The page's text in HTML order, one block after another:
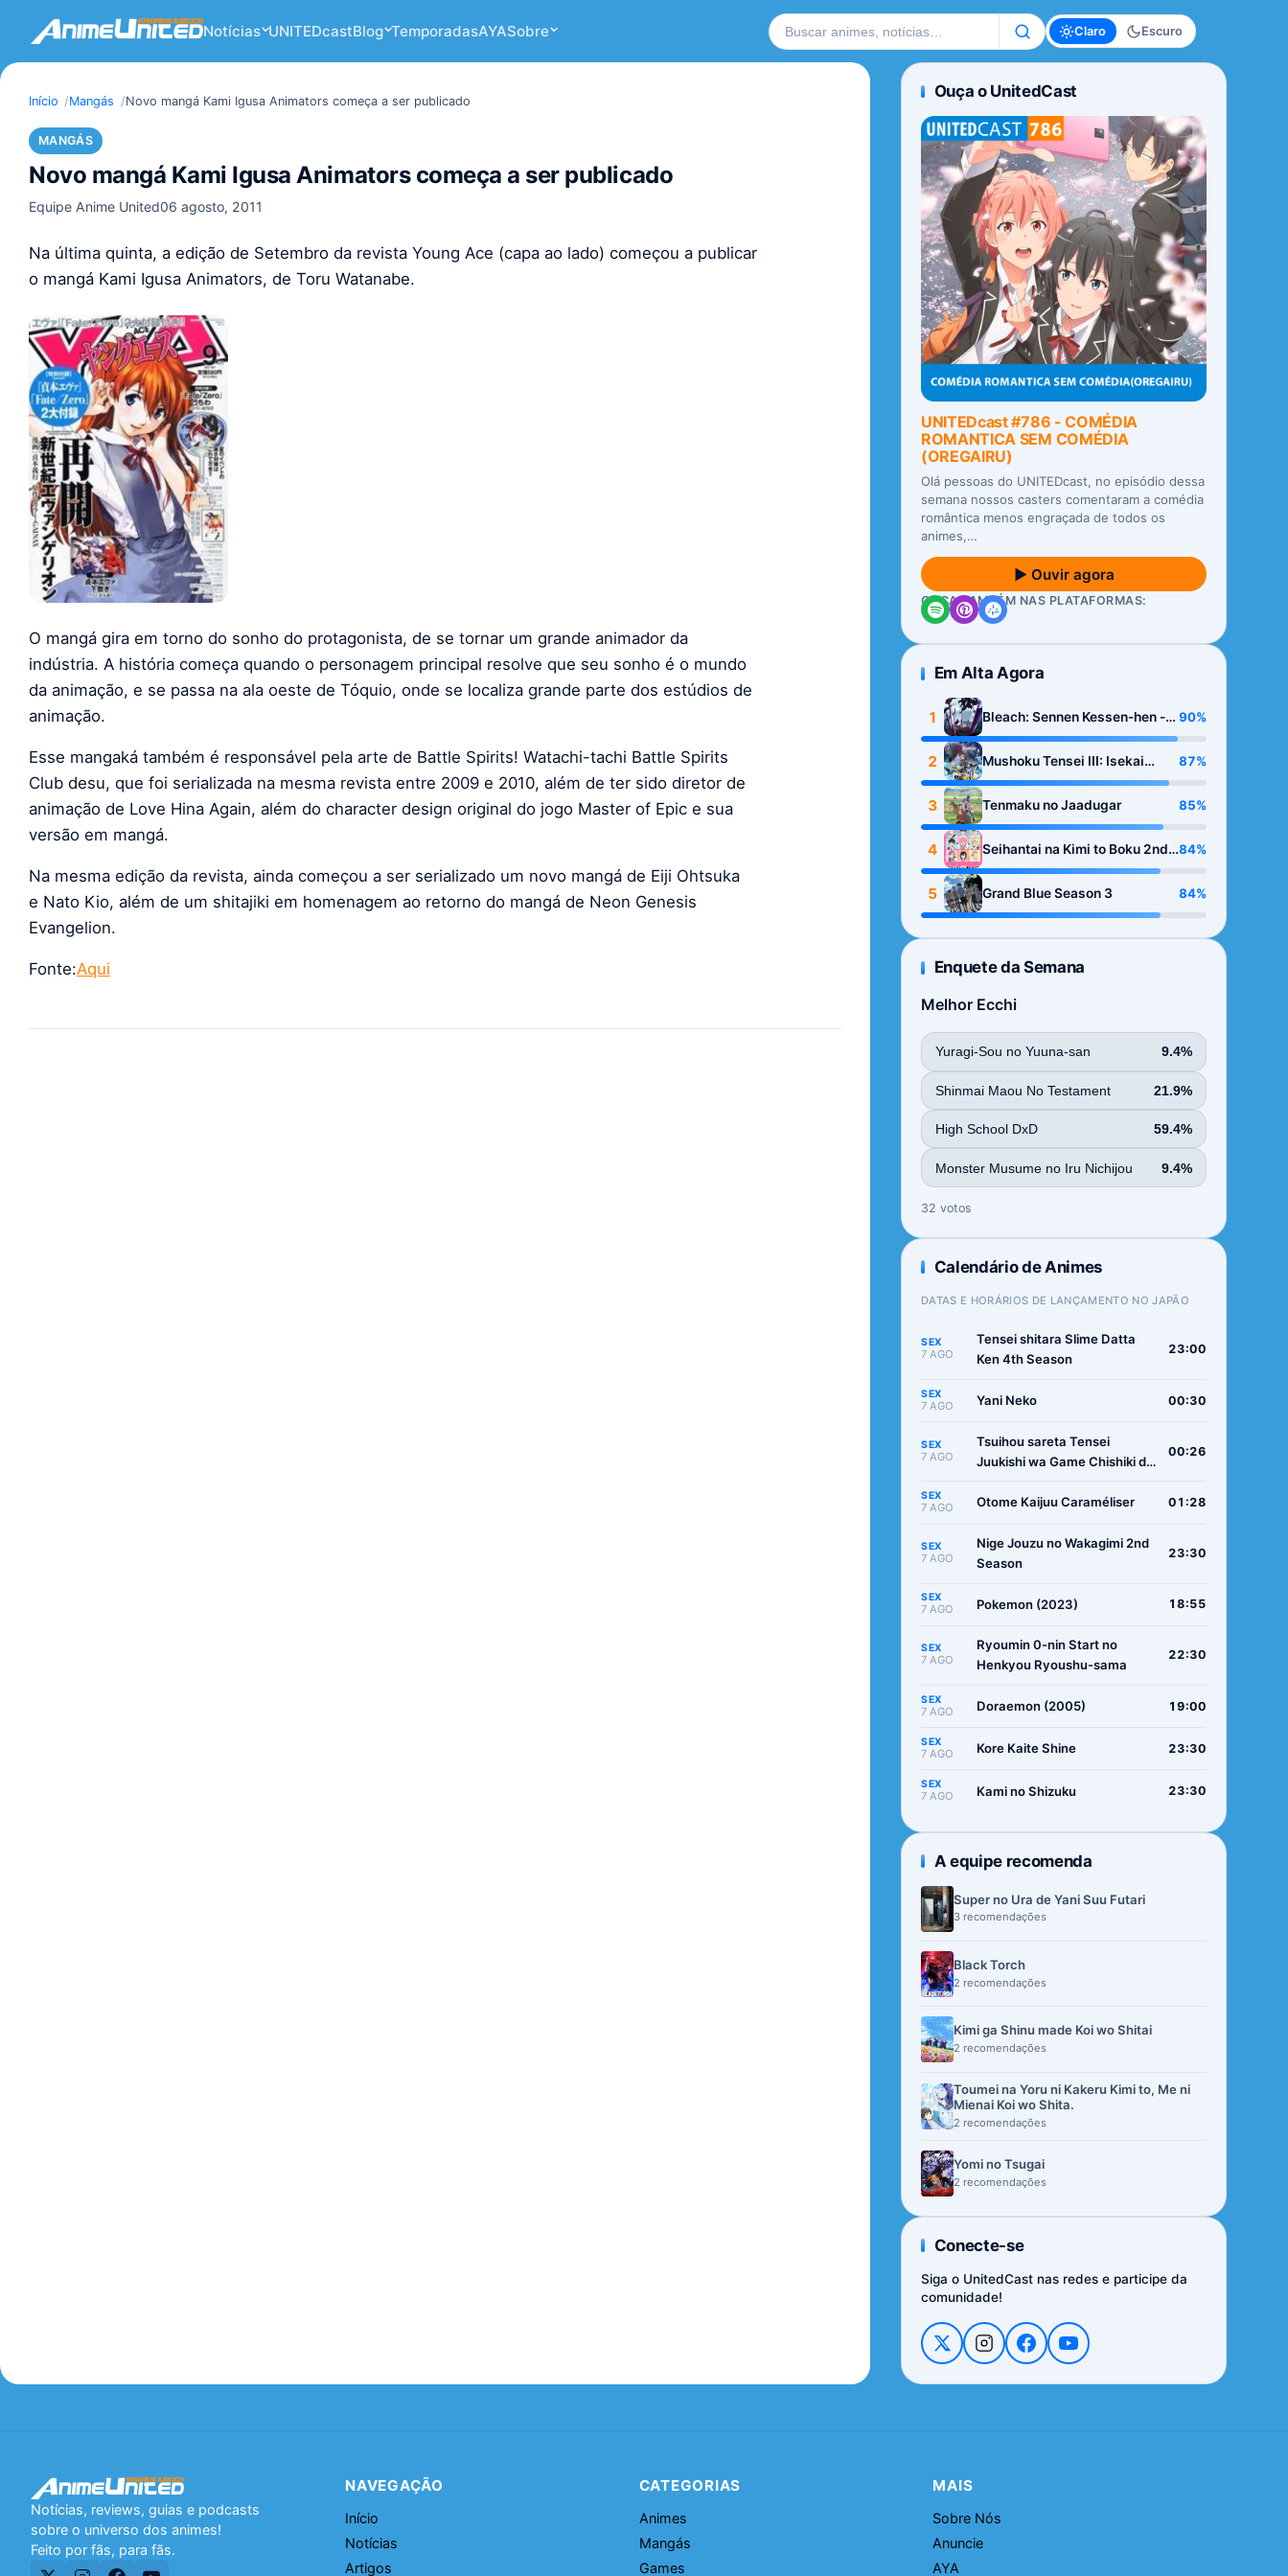
Notícias UNITEDcastBlog TemporadasAYASobre Buscar no site Claro Escuro
Início Mangás Novo mangá Kami Igusa Animators começa a ser publicado
MANGÁS
Novo mangá Kami Igusa Animators começa a ser publicado
Equipe Anime United06 agosto, 2011
Na última quinta, a edição de Setembro da revista Young Ace (capa ao lado) começou a publicar
o mangá Kami Igusa Animators, de Toru Watanabe.
O mangá gira em torno do sonho do protagonista, de se tornar um grande animador da
indústria. A história começa quando o personagem principal resolve que seu sonho é o mundo
da animação, e se passa na ala oeste de Tóquio, onde se localiza grande parte dos estúdios de
animação.
Esse mangaká também é responsável pela arte de Battle Spirits! Watachi-tachi Battle Spirits
Club desu, que foi serializada na mesma revista entre 2009 e 2010, além de ter sido diretor de
animação de Love Hina Again, além do character design original do jogo Master of Epic e sua
versão em mangá.
Na mesma edição da revista, ainda começou a ser serializado um novo mangá de Eiji Ohtsuka
e Nato Kio, além de um shitajiki em homenagem ao retorno do mangá de Neon Genesis
Evangelion.
Fonte:Aqui
Ouça o UnitedCast
UNITEDcast #786 - COMÉDIA
ROMANTICA SEM COMÉDIA
(OREGAIRU)
Olá pessoas do UNITEDcast, no episódio dessa
semana nossos casters comentaram a comédia
romântica menos engraçada de todos os
animes,…
▶ Ouvir agora
OUÇA TAMBÉM NAS PLATAFORMAS:
Em Alta Agora
1
Bleach: Sennen Kessen-hen -
Kashin-tan
90%
2
Mushoku Tensei III: Isekai
Ittara Honki Dasu
87%
3 Tenmaku no Jaadugar 85%
4
Seihantai na Kimi to Boku 2nd
Season
84%
5 Grand Blue Season 3 84%
Enquete da Semana
Melhor Ecchi
Yuragi-Sou no Yuuna-san 9.4%
Shinmai Maou No Testament 21.9%
High School DxD 59.4%
Monster Musume no Iru Nichijou 9.4%
32 votos
Calendário de Animes
DATAS E HORÁRIOS DE LANÇAMENTO NO JAPÃO
SEX
7 AGO
Tensei shitara Slime Datta
Ken 4th Season
23:00
SEX
7 AGO Yani Neko 00:30
SEX
7 AGO
Tsuihou sareta Tensei
Juukishi wa Game Chishiki de
00:26
SEX
7 AGO Otome Kaijuu Caraméliser 01:28
SEX
7 AGO
Nige Jouzu no Wakagimi 2nd
Season
23:30
SEX
7 AGO Pokemon (2023) 18:55
SEX
7 AGO
Ryoumin 0-nin Start no
Henkyou Ryoushu-sama
22:30
SEX
7 AGO Doraemon (2005) 19:00
SEX
7 AGO Kore Kaite Shine 23:30
SEX
7 AGO Kami no Shizuku 23:30
A equipe recomenda
Super no Ura de Yani Suu Futari
3 recomendações
Black Torch
2 recomendações
Kimi ga Shinu made Koi wo Shitai
2 recomendações
Toumei na Yoru ni Kakeru Kimi to, Me ni
Mienai Koi wo Shita.
2 recomendações
Yomi no Tsugai
2 recomendações
Conecte-se
Siga o UnitedCast nas redes e participe da
comunidade!
Notícias, reviews, guias e podcasts
sobre o universo dos animes!
Feito por fãs, para fãs.
NAVEGAÇÃO
Início
Notícias
Artigos
CATEGORIAS
Animes
Mangás
Games
MAIS
Sobre Nós
Anuncie
AYA